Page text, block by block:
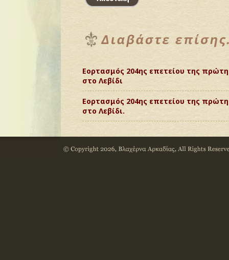
Εορτασμός 204ης επετείου της
στο Λεβίδι
Εορτασμός 204ης επετείου της
στο Λεβίδι.